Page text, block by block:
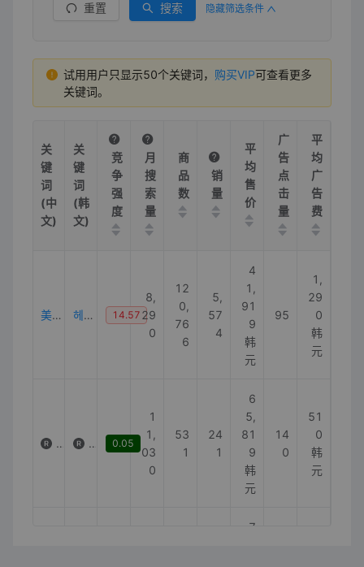
重置 搜索 隐藏筛选条件
试用用户只显示50个关键词， 购买VIP可查看更多
关键词。
关
键
词
(中
文)
关
键
词
(韩
文)
竞
争
强
度
月
搜
索
量
商
品
数
销
量
平
均
售
价
广
告
点
击
量
平
均
广
告
费
美发喷雾 헤어미스트 14.57
8,
29
0
12
0,
76
6
5,
57
4
4
1,
91
9
韩
元
95
1,
29
0
韩
元
迪奥护发喷雾
디올헤어미스트
0.05
1
1,
03
0
53
1
24
1
6
5,
81
9
韩
元
14
0
51
0
韩
元
7